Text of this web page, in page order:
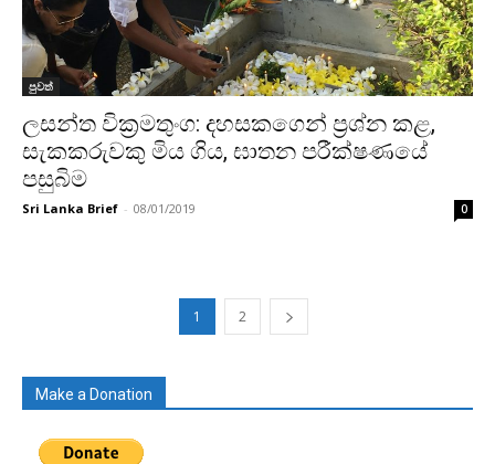
පුවත්
ලසන්ත වික්‍රමතුංග: දහසකගෙන් ප්‍රශ්න කළ,
සැකකරුවකු මිය ගිය, ඝාතන පරීක්ෂණයේ
පසුබිම
Sri Lanka Brief - 08/01/2019 0
1 2
Make a Donation